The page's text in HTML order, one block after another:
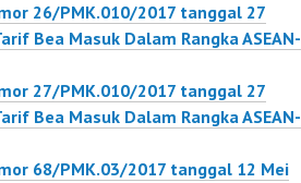
26/PMK.010/2017 tanggal 27
Bea Masuk Dalam Rangka ASEAN-
27/PMK.010/2017 tanggal 27
Bea Masuk Dalam Rangka ASEAN-
68/PMK.03/2017 tanggal 12 Mei